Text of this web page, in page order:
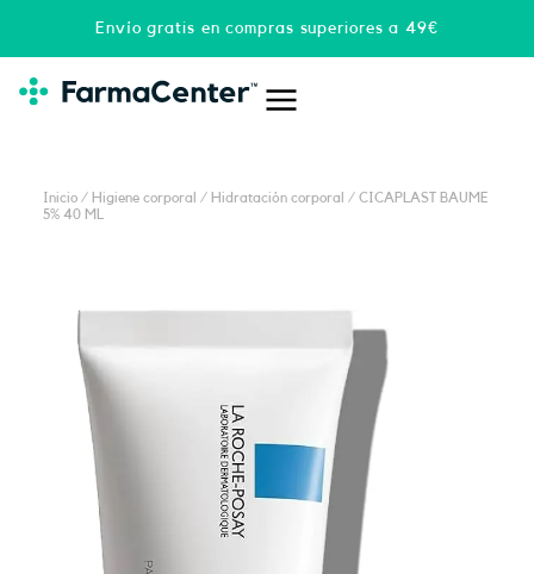
Envío gratis en compras superiores a 49€
Inicio / Higiene corporal / Hidratación corporal
/ CICAPLAST BAUME
5% 40 ML